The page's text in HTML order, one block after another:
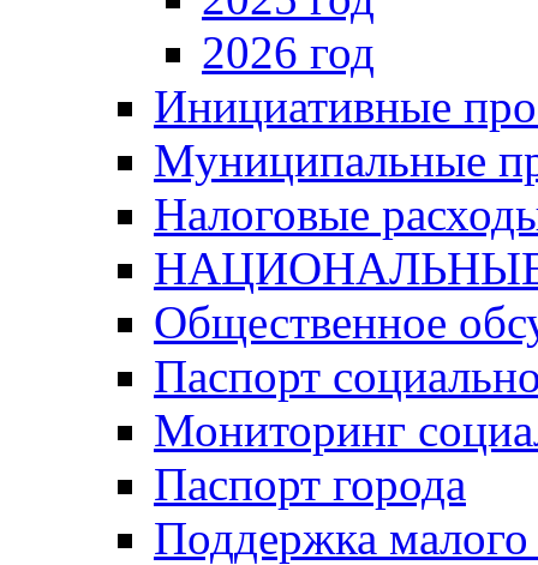
2026 год
Инициативные
Муниципальные
Налоговые
Общественное
Паспорт
Мониторинг
Паспорт города
Поддержка малого